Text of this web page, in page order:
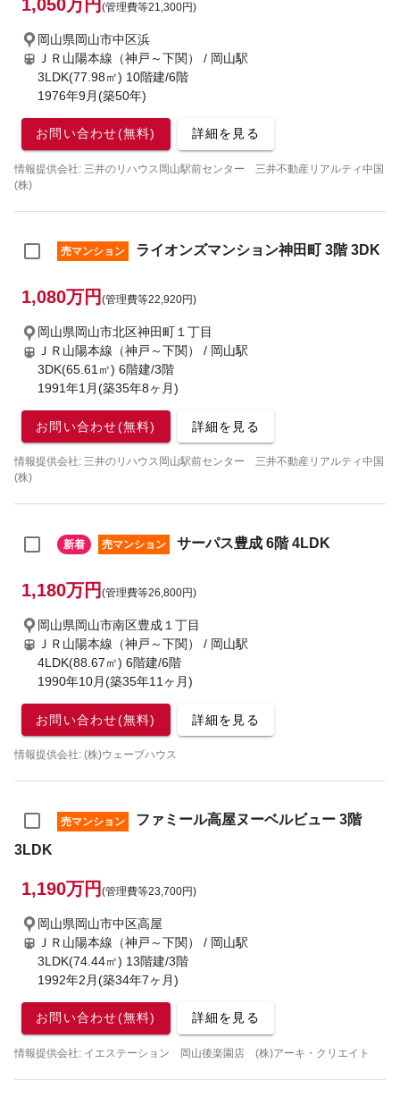
1,050万円 (管理費等21,300円)
岡山県岡山市中区浜
ＪＲ山陽本線（神戸～下関） / 岡山駅
3LDK(77.98㎡) 10階建/6階
1976年9月(築50年)
お問い合わせ(無料) 詳細を見る
情報提供会社: 三井のリハウス岡山駅前センター 三井不動産リアルティ中国
(株)
売マンション ライオンズマンション神田町 3階 3DK
1,080万円 (管理費等22,920円)
岡山県岡山市北区神田町１丁目
ＪＲ山陽本線（神戸～下関） / 岡山駅
3DK(65.61㎡) 6階建/3階
1991年1月(築35年8ヶ月)
お問い合わせ(無料) 詳細を見る
情報提供会社: 三井のリハウス岡山駅前センター 三井不動産リアルティ中国
(株)
新着 売マンション サーパス豊成 6階 4LDK
1,180万円 (管理費等26,800円)
岡山県岡山市南区豊成１丁目
ＪＲ山陽本線（神戸～下関） / 岡山駅
4LDK(88.67㎡) 6階建/6階
1990年10月(築35年11ヶ月)
お問い合わせ(無料) 詳細を見る
情報提供会社: (株)ウェーブハウス
売マンション
ファミール高屋ヌーベルビュー 3階
3LDK
1,190万円 (管理費等23,700円)
岡山県岡山市中区高屋
ＪＲ山陽本線（神戸～下関） / 岡山駅
3LDK(74.44㎡) 13階建/3階
1992年2月(築34年7ヶ月)
お問い合わせ(無料) 詳細を見る
情報提供会社: イエステーション 岡山後楽園店 (株)アーキ・クリエイト